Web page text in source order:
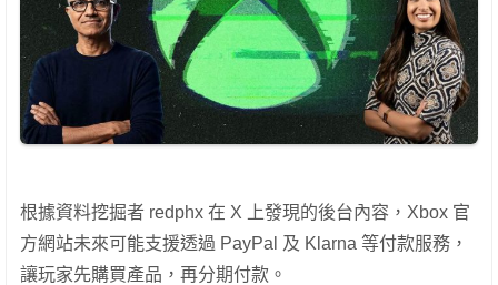
根據資料挖掘者 redphx 在 X 上發現的後台內容，Xbox 官
方網站未來可能支援透過 PayPal 及 Klarna 等付款服務，
讓玩家先購買產品，再分期付款。